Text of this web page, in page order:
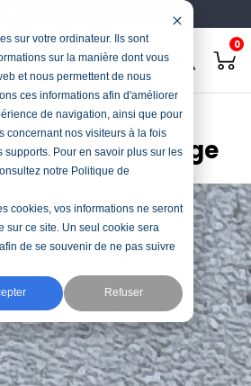
sur votre ordinateur. Ils sont
sur la manière dont vous
et nous permettent de nous
ces informations afin d'améliorer
de navigation, ainsi que pour
concernant nos visiteurs à la fois
supports. Pour en savoir plus sur les
notre Politique de
cookies, vos informations ne seront
sur ce site. Un seul cookie sera
de se souvenir de ne pas suivre
Refuser
0
pour la pose de vitrage
pose de vitrage